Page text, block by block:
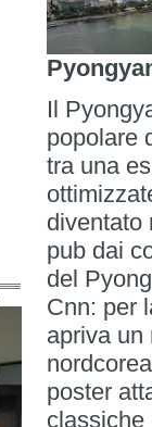
Il
popolare
tra una
diventato
pub dai
del
Cnn: per
apriva un
poster
classiche